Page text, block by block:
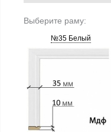
Выберите раму:
№35 Белый